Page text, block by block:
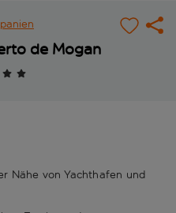
de Mogan
Nähe von Yachthafen und